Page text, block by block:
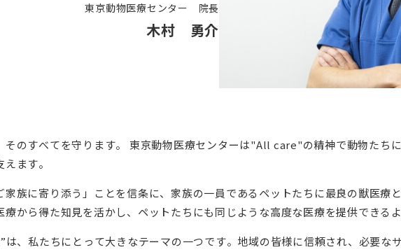
東京動物医療センター 院長
木村 勇介
そのすべてを守ります。 東京動物医療センターは"All care"の精神で動物たち
ます。
家族に寄り添う」ことを信条に、家族の一員であるペットたちに最良の獣医療
療から得た知見を活かし、ペットたちにも同じような高度な医療を提供できる
は、私たちにとって大きなテーマの一つです。地域の皆様に信頼され、必要な